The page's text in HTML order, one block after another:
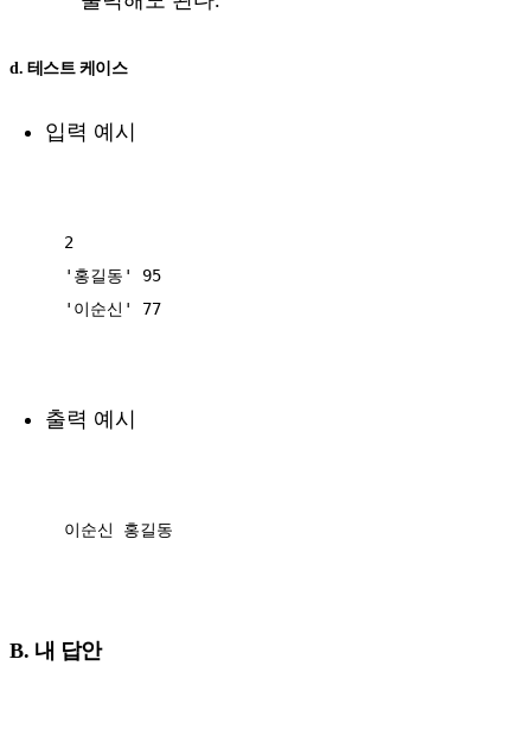
d. 테스트 케이스
입력 예시
2
'홍길동' 95
'이순신' 77
출력 예시
이순신 홍길동
B. 내 답안